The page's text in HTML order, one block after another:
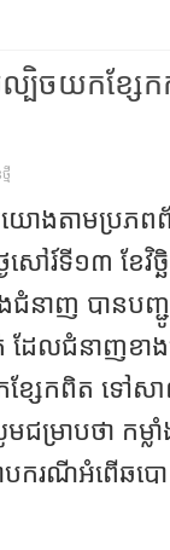
ល្បិចយកខ្សែ
មី
យោង​តាមប្រភព
សៅរ៍ទី​១៣​ ខែវិច្
ងជំនាញ​ បានប
ដែល​ជំនាញ​ខាង
សែកពិត ទៅសា
ម្រាបថា​ កម្ល
បករណីអំពើឆប